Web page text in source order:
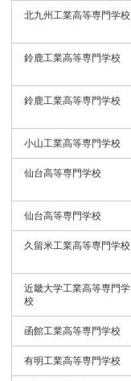
北九州工業高等専門学校
鈴鹿工業高等専門学校
鈴鹿工業高等専門学校
小山工業高等専門学校
仙台高等専門学校
仙台高等専門学校
久留米工業高等専門学校
近畿大学工業高等専門学
校
函館工業高等専門学校
有明工業高等専門学校